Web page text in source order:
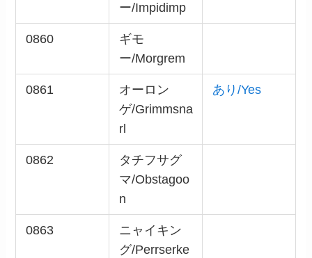
ー/Impidimp
0860
ギモ
ー/Morgrem
0861
オーロン
ゲ/Grimmsna
rl
あり/Yes
0862
タチフサグ
マ/Obstagoo
n
0863
ニャイキン
グ/Perrserke